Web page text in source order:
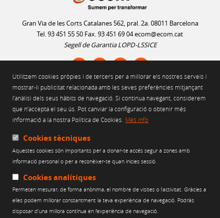
Utilitzem cookies pròpies i de tercers per a millorar els nostres serveis i
mostrar-li publicitat relacionada amb les seves preferències mitjançant
l’anàlisi dels seus hàbits de navegació. Si continua navegant, considerem
que n’accepta el seu ús. Pot canviar la configuració o obtenir més
informació a la nostra Política de Cookies. Més info
Cookies tècniques
Aquestes cookies són importants per a donar-te accés segur a zones amb
informació personal o per a reconèixer-te quan inicies sessió.
Cookies analítiques
Permeten mesurar, de forma anònima, el nombre de visites o l’activitat. Gràcies a
elles podem millorar constantment la teva experiència de navegació. Podràs
disposar d’una millora contínua en l’experiència de navegació.
Gran Via de les Corts Catalanes 562, pral. 2a. 08011 Barcelona
Tel. 93 451 55 50 Fax. 93 451 69 04ecom@ecom.cat
Segell de Garantia LOPD-LSSICE
AVÍS LEGAL
POLÍTICA D'ÚS DE COOKIES
POLÍTICA DE PRIVACITAT
POLÍTICA DE XARXES SOCIALS
CANAL ÈTIC
Web finançat per: